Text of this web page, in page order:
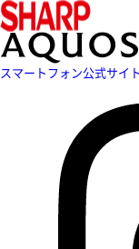
スマートフォン公式サイト